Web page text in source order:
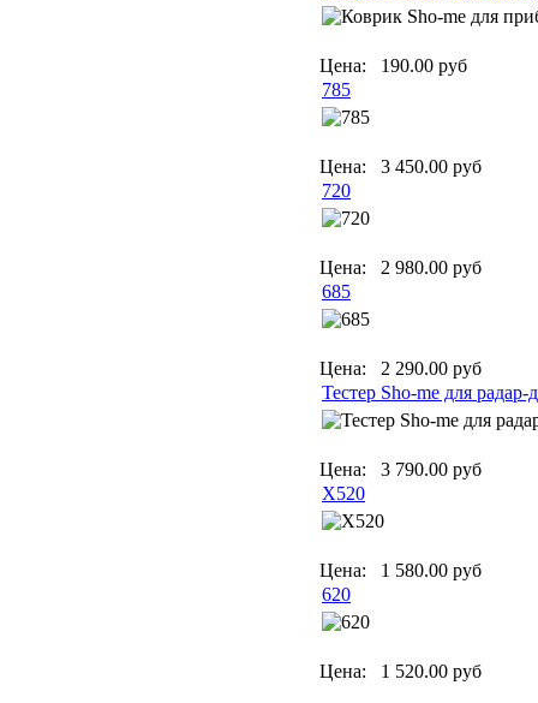
Цена: 190.00 руб
785
Цена: 3 450.00 руб
720
Цена: 2 980.00 руб
685
Цена: 2 290.00 руб
Тестер Sho-me для радар-
Цена: 3 790.00 руб
X520
Цена: 1 580.00 руб
620
Цена: 1 520.00 руб